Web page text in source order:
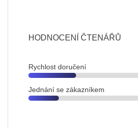
HODNOCENÍ ČTENÁŘŮ
Rychlost doručení
Jednání se zákazníkem